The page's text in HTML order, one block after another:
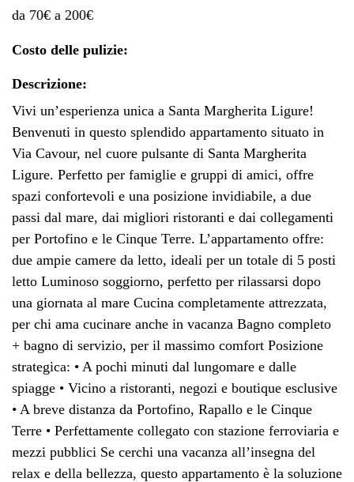
da 70€ a 200€
Costo delle pulizie:
Descrizione:
Vivi un’esperienza unica a Santa Margherita Ligure!
Benvenuti in questo splendido appartamento situato in
Via Cavour, nel cuore pulsante di Santa Margherita
Ligure. Perfetto per famiglie e gruppi di amici, offre
spazi confortevoli e una posizione invidiabile, a due
passi dal mare, dai migliori ristoranti e dai collegamenti
per Portofino e le Cinque Terre. L’appartamento offre:
due ampie camere da letto, ideali per un totale di 5 posti
letto Luminoso soggiorno, perfetto per rilassarsi dopo
una giornata al mare Cucina completamente attrezzata,
per chi ama cucinare anche in vacanza Bagno completo
+ bagno di servizio, per il massimo comfort Posizione
strategica: • A pochi minuti dal lungomare e dalle
spiagge • Vicino a ristoranti, negozi e boutique esclusive
• A breve distanza da Portofino, Rapallo e le Cinque
Terre • Perfettamente collegato con stazione ferroviaria e
mezzi pubblici Se cerchi una vacanza all’insegna del
relax e della bellezza, questo appartamento è la soluzione